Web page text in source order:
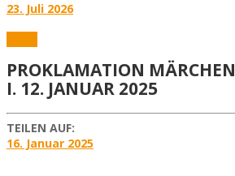
23. Juli 2026
PROKLAMATION
I. 12. JANUAR 2025
TEILEN AUF:
16. Januar 2025